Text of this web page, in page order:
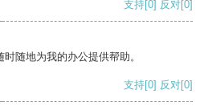
支持[0] 反对[0]
随地为我的办公提供帮助。
支持[0] 反对[0]